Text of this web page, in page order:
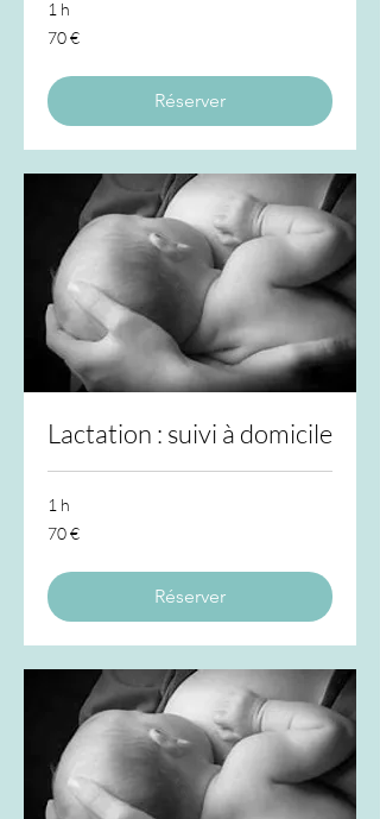
1 h
70
euros
70 €
Réserver
Lactation : suivi à domicile
1 h
70
euros
70 €
Réserver